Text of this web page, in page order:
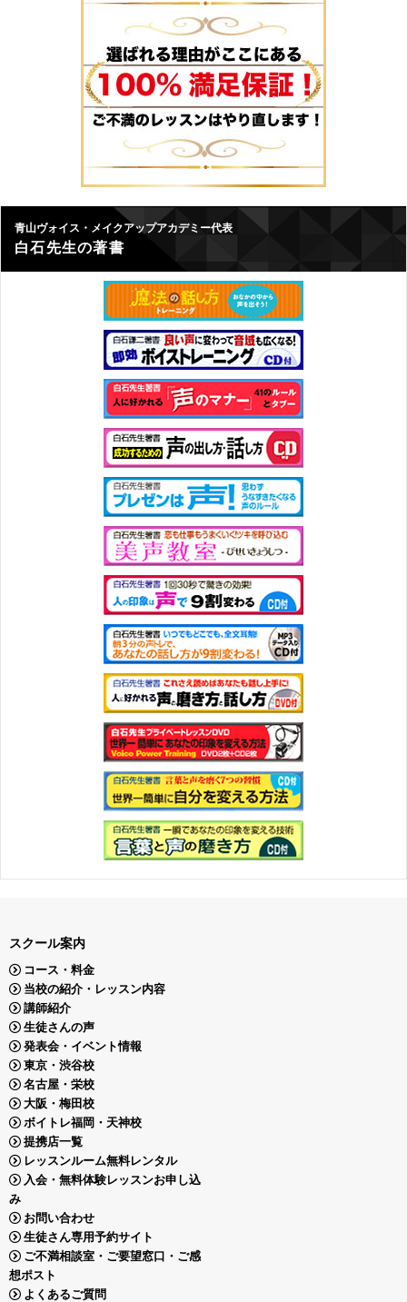
青山ヴォイス・メイクアップアカデミー代表
白石先生の著書
スクール案内
コース・料金
当校の紹介・レッスン内容
講師紹介
生徒さんの声
発表会・イベント情報
東京・渋谷校
名古屋・栄校
大阪・梅田校
ボイトレ福岡・天神校
提携店一覧
レッスンルーム無料レンタル
入会・無料体験レッスンお申し込
み
お問い合わせ
生徒さん専用予約サイト
ご不満相談室・ご要望窓口・ご感
想ポスト
よくあるご質問